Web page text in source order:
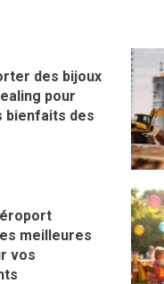
des bijoux
pour
bienfaits des
meilleures
vos